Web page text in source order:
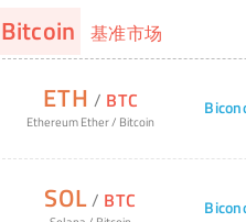
Bitcoin 基准市场
ETH / BTC
Ethereum Ether/ Bitcoin
SOL/ BTC